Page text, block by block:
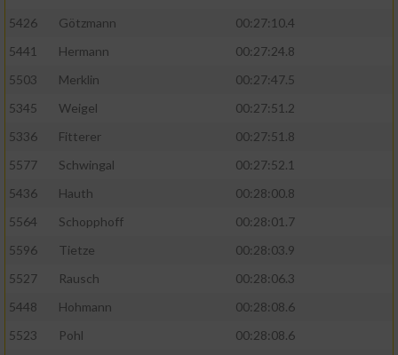
5426
Götzmann
00:27:10.4
5441
Hermann
00:27:24.8
5503
Merklin
00:27:47.5
5345
Weigel
00:27:51.2
5336
Fitterer
00:27:51.8
5577
Schwingal
00:27:52.1
5436
Hauth
00:28:00.8
5564
Schopphoff
00:28:01.7
5596
Tietze
00:28:03.9
5527
Rausch
00:28:06.3
5448
Hohmann
00:28:08.6
5523
Pohl
00:28:08.6